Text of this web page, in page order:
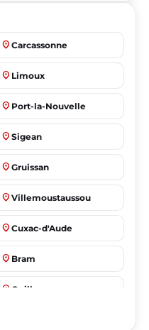
place Carcassonne
place Limoux
place Port-la-Nouvelle
place Sigean
place Gruissan
place Villemoustaussou
place Cuxac-d'Aude
place Bram
place Quillan